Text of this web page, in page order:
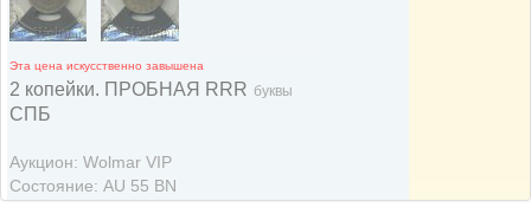
Эта цена искусственно завышена
2 копейки. ПРОБНАЯ RRR буквы
СПБ
Аукцион: Wolmar VIP
Состояние: AU 55 BN